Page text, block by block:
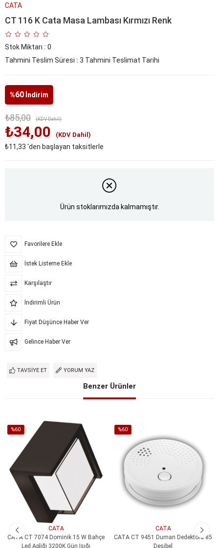
CATA
CT 116 K Cata Masa Lambası Kırmızı Renk
Stok Miktarı : 0
Tahmini Teslim Süresi : 3 Tahmini Teslimat Tarihi
%60 İndirim
₺85,00 (KDV Dahil)
₺34,00 (KDV Dahil)
₺11,33 'den başlayan taksitlerle
Ürün stoklarımızda kalmamıştır.
Favorilere Ekle
İstek Listeme Ekle
Karşılaştır
İndirimli Ürün
Fiyat Düşünce Haber Ver
Gelince Haber Ver
TAVSIYE ET YORUM YAZ
Benzer Ürünler
%60
%60İndirim
CATA
CATA CT 7074 Dominik 15 W Bahçe
Led Apliği 3200K Gün Işığı
%60
%60İndirim
CATA
CATA CT 9451 Duman Dedektörü 85
Desibel